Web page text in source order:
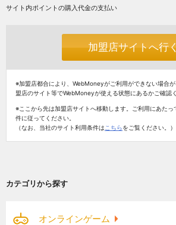
サイト内ポイントの購入代金の支払い
加盟店サイトへ行
※加盟店都合により、WebMoneyがご利用ができない場合
盟店のサイト等でWebMoneyが使える状態にあるかご確認く
※ここから先は加盟店サイトへ移動します。ご利用にあた
件に従ってください。
（なお、当社のサイト利用条件は こちらをご覧ください。）
カテゴリから探す
オンラインゲーム